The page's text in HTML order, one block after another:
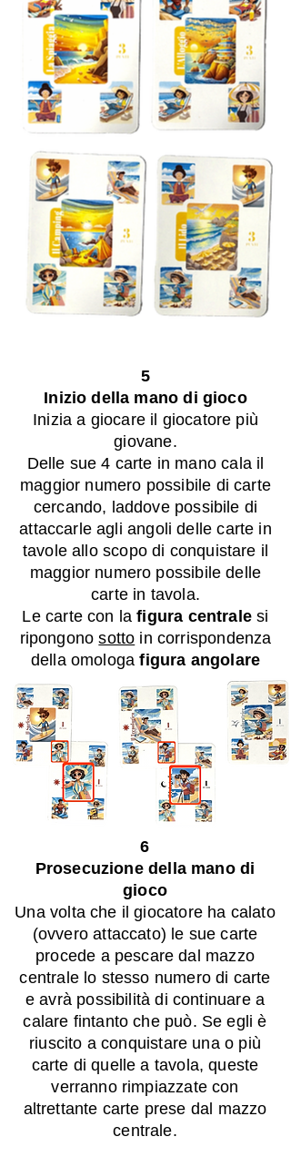
5
Inizio della mano di gioco
Inizia a giocare il giocatore più
giovane.
Delle sue 4 carte in mano cala il
maggior numero possibile di carte
cercando, laddove possibile di
attaccarle agli angoli delle carte in
tavole allo scopo di conquistare il
maggior numero possibile delle
carte in tavola.
Le carte con lafigura centrale si
ripongonosotto in corrispondenza
della omologafigura angolare
6
Prosecuzione della mano di
gioco
Una volta che il giocatore ha calato
(ovvero attaccato) le sue carte
procede a pescare dal mazzo
centrale lo stesso numero di carte
e avrà possibilità di continuare a
calare fintanto che può. Se egli è
riuscito a conquistare una o più
carte di quelle a tavola, queste
verranno rimpiazzate con
altrettante carte prese dal mazzo
centrale.